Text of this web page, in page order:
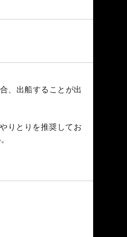
、出船することが出
りとりを推奨してお